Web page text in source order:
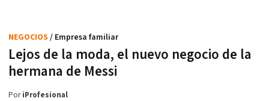
Lejos de la moda, el nuevo negocio de la
hermana de Messi
NEGOCIOS / Empresa familiar
PoriProfesional